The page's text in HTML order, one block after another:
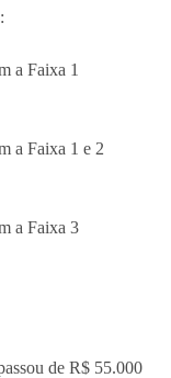
a Faixa 1
a Faixa 1 e 2
a Faixa 3
de R$ 55.000